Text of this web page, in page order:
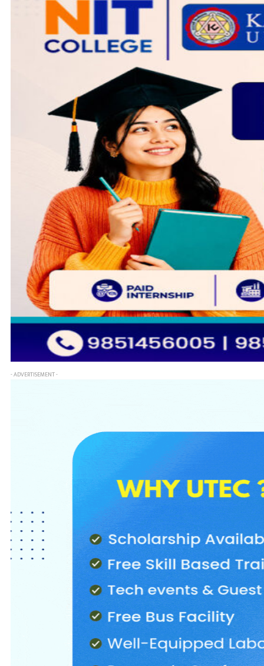
- ADVERTISEMENT -